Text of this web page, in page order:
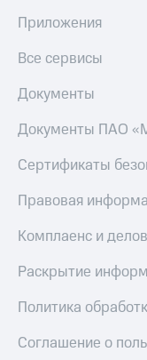
Приложения
Все сервисы
Документы
Документы ПАО
Сертификаты
Правовая
Комплаенс и
Раскрытие
Политика
Соглашение о